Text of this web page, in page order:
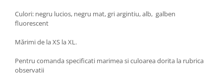
Geanta ghidon
Geanta rezervor
Geanta spate
Genti picior
Culori: negru lucios, negru mat, gri argintiu, alb, galben
fluorescent
Mărimi de la XS la XL.
Pentru comanda specificati marimea si culoarea dorita la rubrica
observatii